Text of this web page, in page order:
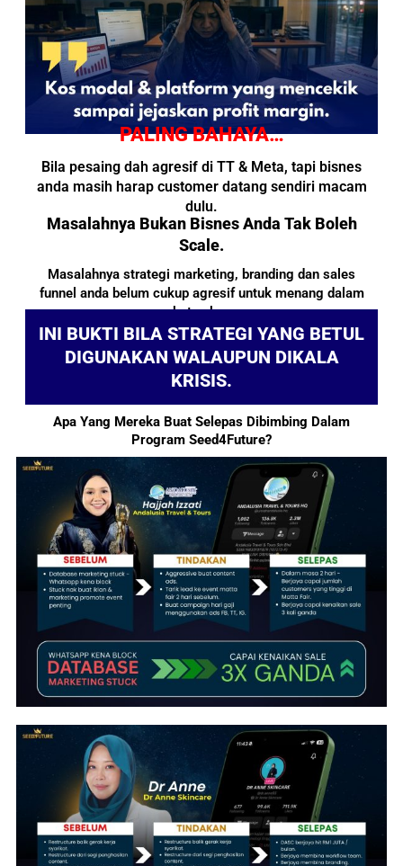
PALING BAHAYA…
Bila pesaing dah agresif di TT & Meta, tapi bisnes
anda masih harap customer datang sendiri macam
dulu.
Masalahnya Bukan Bisnes Anda Tak Boleh
Scale.
Masalahnya strategi marketing, branding dan sales
funnel anda belum cukup agresif untuk menang dalam
market sekarang.
INI BUKTI BILA STRATEGI YANG BETUL
DIGUNAKAN WALAUPUN DIKALA
KRISIS.
Apa Yang Mereka Buat Selepas Dibimbing Dalam
Program Seed4Future?